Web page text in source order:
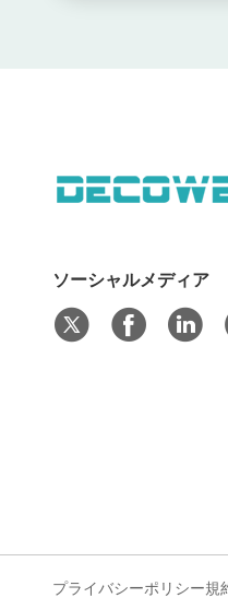
ソーシャルメディア
プライバシーポリシー規